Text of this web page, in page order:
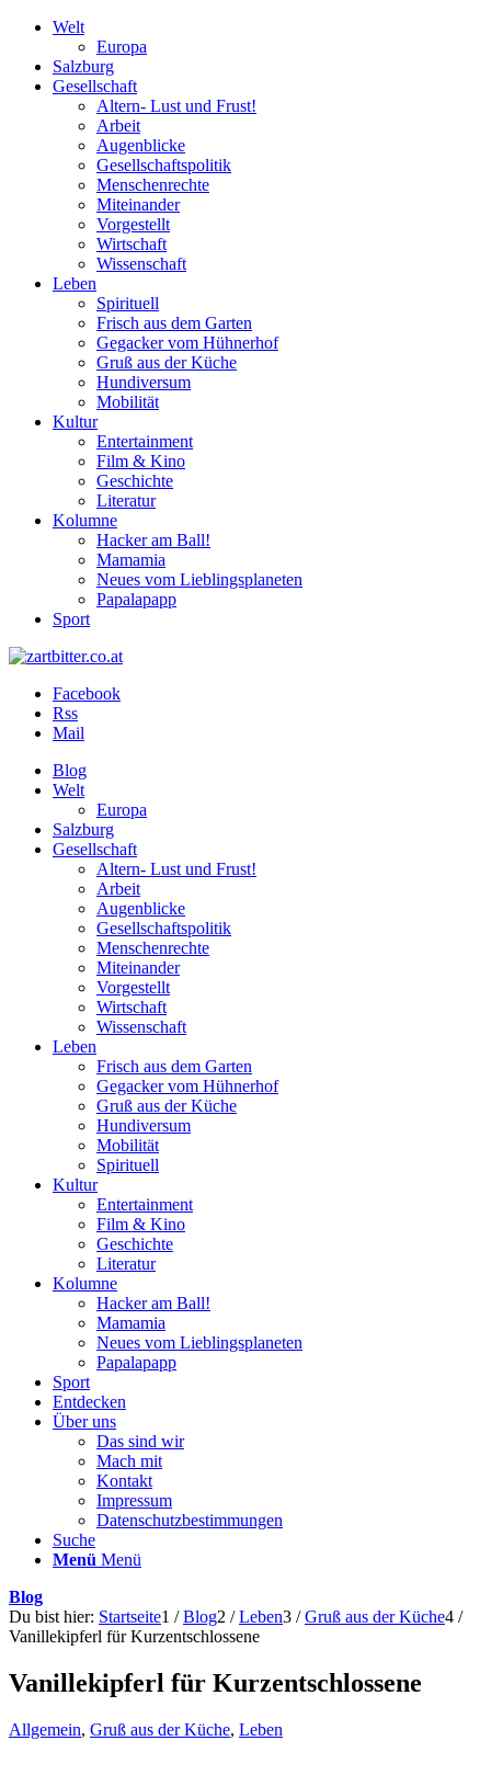
Welt
Europa
Salzburg
Gesellschaft
Altern- Lust und Frust!
Arbeit
Augenblicke
Gesellschaftspolitik
Menschenrechte
Miteinander
Vorgestellt
Wirtschaft
Wissenschaft
Leben
Spirituell
Frisch aus dem Garten
Gegacker vom Hühnerhof
Gruß aus der Küche
Hundiversum
Mobilität
Kultur
Entertainment
Film & Kino
Geschichte
Literatur
Kolumne
Hacker am Ball!
Mamamia
Neues vom Lieblingsplaneten
Papalapapp
Sport
Facebook
Rss
Mail
Blog
Welt
Europa
Salzburg
Gesellschaft
Altern- Lust und Frust!
Arbeit
Augenblicke
Gesellschaftspolitik
Menschenrechte
Miteinander
Vorgestellt
Wirtschaft
Wissenschaft
Leben
Frisch aus dem Garten
Gegacker vom Hühnerhof
Gruß aus der Küche
Hundiversum
Mobilität
Spirituell
Kultur
Entertainment
Film & Kino
Geschichte
Literatur
Kolumne
Hacker am Ball!
Mamamia
Neues vom Lieblingsplaneten
Papalapapp
Sport
Entdecken
Über uns
Das sind wir
Mach mit
Kontakt
Impressum
Datenschutzbestimmungen
Suche
Menü Menü
Blog
Du bist hier: Startseite1 / Blog2 / Leben3 / Gruß aus der Küche4 /
Vanillekipferl für Kurzentschlossene
Vanillekipferl für Kurzentschlossene
Allgemein, Gruß aus der Küche, Leben